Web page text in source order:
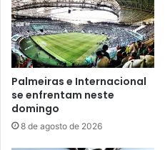
Palmeiras e Internacional
se enfrentam neste
domingo
8 de agosto de 2026